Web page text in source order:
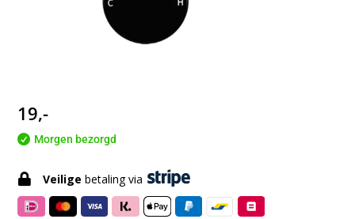
19,-
 Morgen bezorgd
 Veilige betaling via